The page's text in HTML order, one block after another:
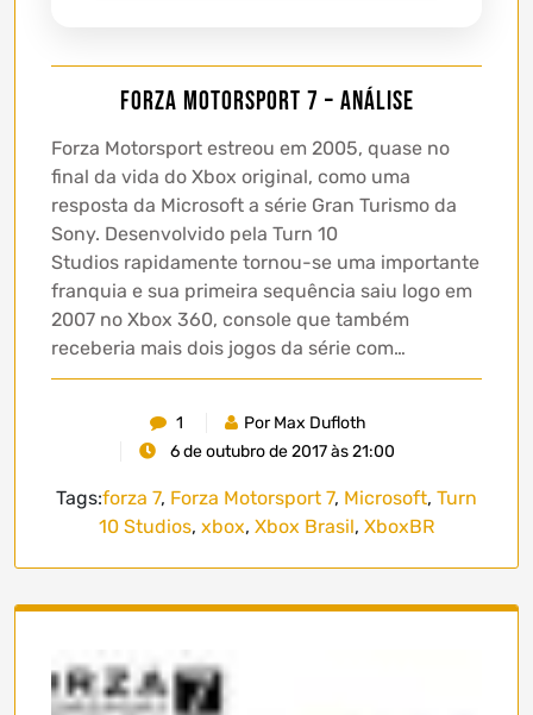
Forza Motorsport 7 – Análise
Forza Motorsport estreou em 2005, quase no
final da vida do Xbox original, como uma
resposta da Microsoft a série Gran Turismo da
Sony. Desenvolvido pela Turn 10
Studios rapidamente tornou-se uma importante
franquia e sua primeira sequência saiu logo em
2007 no Xbox 360, console que também
receberia mais dois jogos da série com…
1
Por Max Dufloth
6 de outubro de 2017 às 21:00
Tags:forza 7, Forza Motorsport 7, Microsoft, Turn
10 Studios, xbox, Xbox Brasil, XboxBR